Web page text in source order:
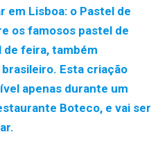
em Lisboa: o Pastel de
os famosos pastel de
feira, também
Esta criação
apenas durante um
Boteco, e vai ser